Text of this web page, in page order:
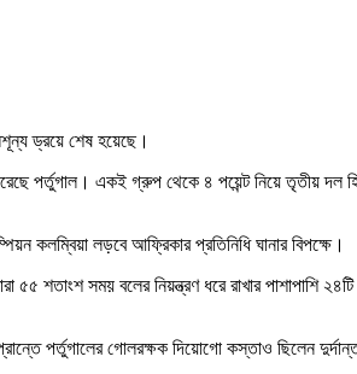
ড্রয়ে শেষ হয়েছে।
পর্তুগাল। একই গ্রুপ থেকে ৪ পয়েন্ট নিয়ে তৃতীয় দল
কলম্বিয়া লড়বে আফ্রিকার প্রতিনিধি ঘানার বিপক্ষে।
শতাংশ সময় বলের নিয়ন্ত্রণ ধরে রাখার পাশাপাশি
পর্তুগালের গোলরক্ষক দিয়োগো কস্তাও ছিলেন